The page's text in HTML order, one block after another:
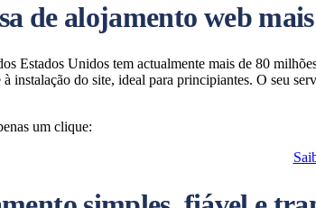
de alojamento web
Estados Unidos tem actualmente mais de 80
instalação do site, ideal para principiantes. O seu
um clique: